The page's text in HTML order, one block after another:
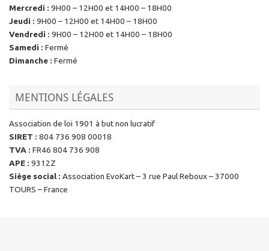
Mercredi : 9H00 – 12H00 et 14H00 – 18H00
Jeudi : 9H00 – 12H00 et 14H00 – 18H00
Vendredi : 9H00 – 12H00 et 14H00 – 18H00
Samedi : Fermé
Dimanche : Fermé
MENTIONS LÉGALES
Association de loi 1901 à but non lucratif
SIRET : 804 736 908 00018
TVA : FR46 804 736 908
APE : 9312Z
Siège social : Association EvoKart – 3 rue Paul Reboux – 37000
TOURS – France